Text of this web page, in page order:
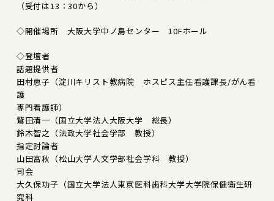
（受付は13：30から）
◇開催場所 大阪大学中ノ島センター 10Fホール
◇登壇者
話題提供者
田村恵子（淀川キリスト教病院 ホスピス主任看護課長/がん看
護
専門看護師）
鷲田清一（国立大学法人大阪大学 総長）
鈴木智之（法政大学社会学部 教授）
指定討論者
山田富秋（松山大学人文学部社会学科 教授）
司会
大久保功子（国立大学法人東京医科歯科大学大学院保健衛生研
究科